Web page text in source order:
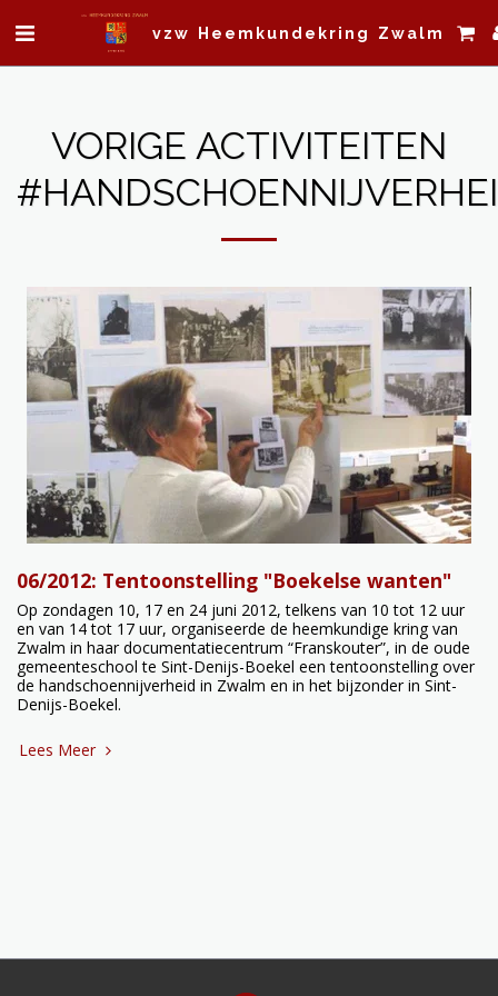
vzw Heemkundekring Zwalm
VORIGE ACTIVITEITEN
06/2012: Tentoonstelling "Boekelse wanten"
Op zondagen 10, 17 en 24 juni 2012, telkens van 10 tot 12 uur
en van 14 tot 17 uur, organiseerde de heemkundige kring van
Zwalm in haar documentatiecentrum “Franskouter”, in de oude
gemeenteschool te Sint-Denijs-Boekel een tentoonstelling over
de handschoennijverheid in Zwalm en in het bijzonder in Sint-
Denijs-Boekel.
Lees Meer